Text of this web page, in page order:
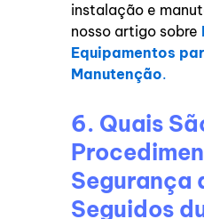
instalação e
nosso artigo sobre
Equipamentos
Manutenção.
6. Quais
Segurança
Seguidos